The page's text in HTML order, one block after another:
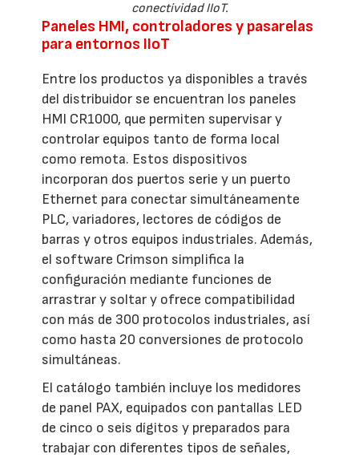
conectividad IIoT.
Paneles HMI, controladores y pasarelas
para entornos IIoT
Entre los productos ya disponibles a través
del distribuidor se encuentran los paneles
HMI CR1000, que permiten supervisar y
controlar equipos tanto de forma local
como remota. Estos dispositivos
incorporan dos puertos serie y un puerto
Ethernet para conectar simultáneamente
PLC, variadores, lectores de códigos de
barras y otros equipos industriales. Además,
el software Crimson simplifica la
configuración mediante funciones de
arrastrar y soltar y ofrece compatibilidad
con más de 300 protocolos industriales, así
como hasta 20 conversiones de protocolo
simultáneas.
El catálogo también incluye los medidores
de panel PAX, equipados con pantallas LED
de cinco o seis dígitos y preparados para
trabajar con diferentes tipos de señales,